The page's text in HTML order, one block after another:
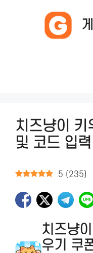
치즈냥이 키
및 코드 입
5 ( 235)
치즈냥이
우기 쿠